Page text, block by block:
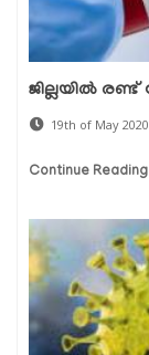
ജില്ലയില്‍
19th of May 2020
Continue Reading